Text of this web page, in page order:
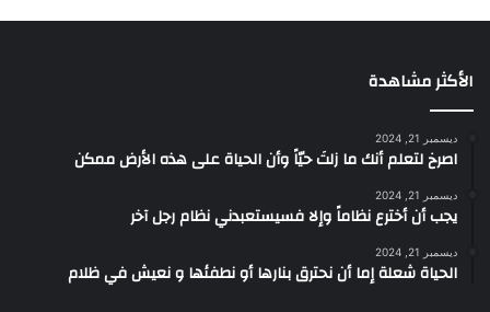
الأكثر مشاهدة
ديسمبر 21, 2024
‫اصرخ لتعلم أنك ما زلتَ حيّاً وأن الحياة على هذه الأرض ممكن
ديسمبر 21, 2024
يجب أن أخترع نظاماً وإلا فسيستعبدني نظام رجل آخر
ديسمبر 21, 2024
الحياة شعلة إما أن نحترق بنارها أو نطفئها و نعيش في ظلام